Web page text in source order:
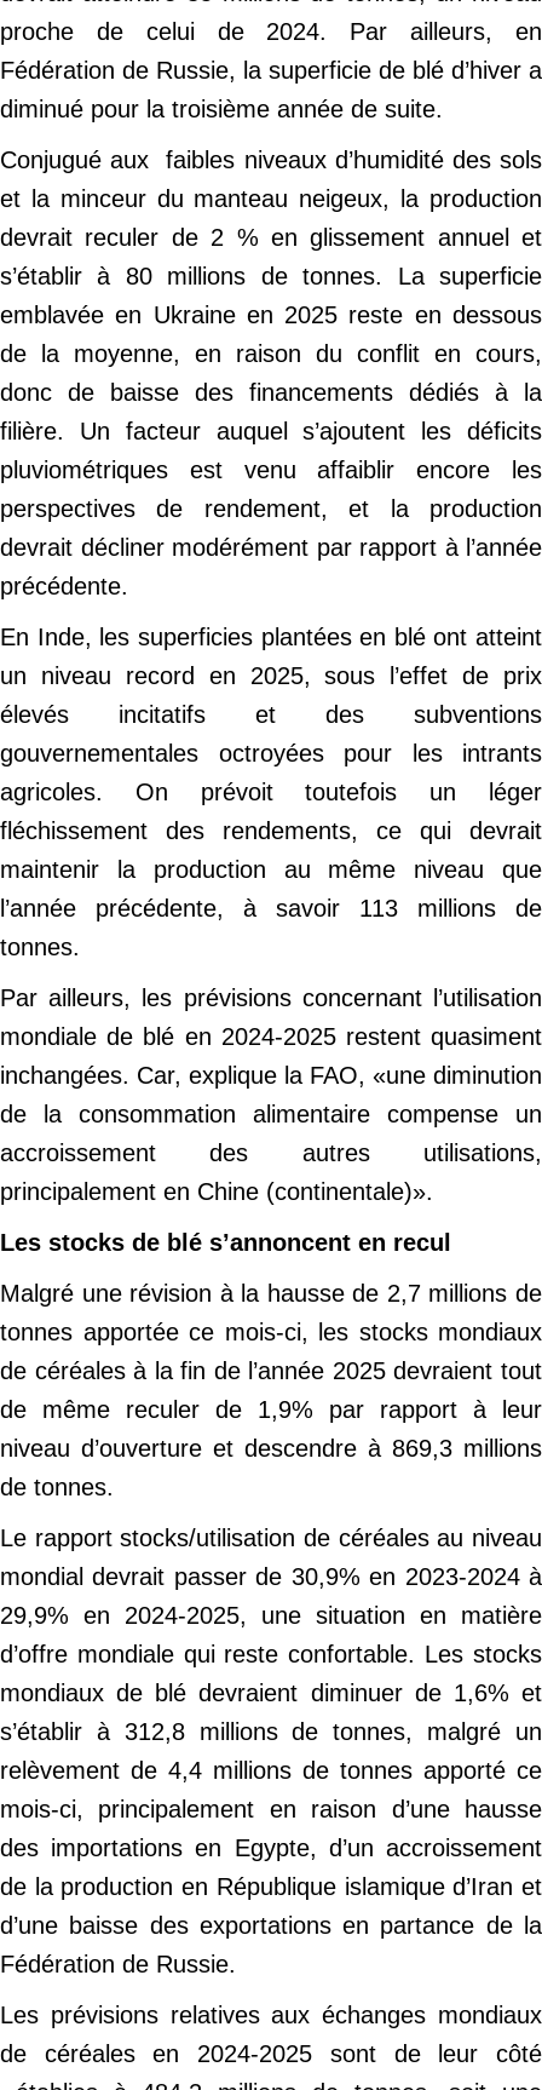
proche de celui de 2024. Par ailleurs, en
Fédération de Russie, la superficie de blé d’hiver a
diminué pour la troisième année de suite.
Conjugué aux faibles niveaux d’humidité des sols
et la minceur du manteau neigeux, la production
devrait reculer de 2 % en glissement annuel et
s’établir à 80 millions de tonnes. La superficie
emblavée en Ukraine en 2025 reste en dessous
de la moyenne, en raison du conflit en cours,
donc de baisse des financements dédiés à la
filière. Un facteur auquel s’ajoutent les déficits
pluviométriques est venu affaiblir encore les
perspectives de rendement, et la production
devrait décliner modérément par rapport à l’année
précédente.
En Inde, les superficies plantées en blé ont atteint
un niveau record en 2025, sous l’effet de prix
élevés incitatifs et des subventions
gouvernementales octroyées pour les intrants
agricoles. On prévoit toutefois un léger
fléchissement des rendements, ce qui devrait
maintenir la production au même niveau que
l’année précédente, à savoir 113 millions de
tonnes.
Par ailleurs, les prévisions concernant l’utilisation
mondiale de blé en 2024-2025 restent quasiment
inchangées. Car, explique la FAO, «une diminution
de la consommation alimentaire compense un
accroissement des autres utilisations,
principalement en Chine (continentale)».
Les stocks de blé s’annoncent en recul
Malgré une révision à la hausse de 2,7 millions de
tonnes apportée ce mois-ci, les stocks mondiaux
de céréales à la fin de l’année 2025 devraient tout
de même reculer de 1,9% par rapport à leur
niveau d’ouverture et descendre à 869,3 millions
de tonnes.
Le rapport stocks/utilisation de céréales au niveau
mondial devrait passer de 30,9% en 2023-2024 à
29,9% en 2024-2025, une situation en matière
d’offre mondiale qui reste confortable. Les stocks
mondiaux de blé devraient diminuer de 1,6% et
s’établir à 312,8 millions de tonnes, malgré un
relèvement de 4,4 millions de tonnes apporté ce
mois-ci, principalement en raison d’une hausse
des importations en Egypte, d’un accroissement
de la production en République islamique d’Iran et
d’une baisse des exportations en partance de la
Fédération de Russie.
Les prévisions relatives aux échanges mondiaux
de céréales en 2024-2025 sont de leur côté